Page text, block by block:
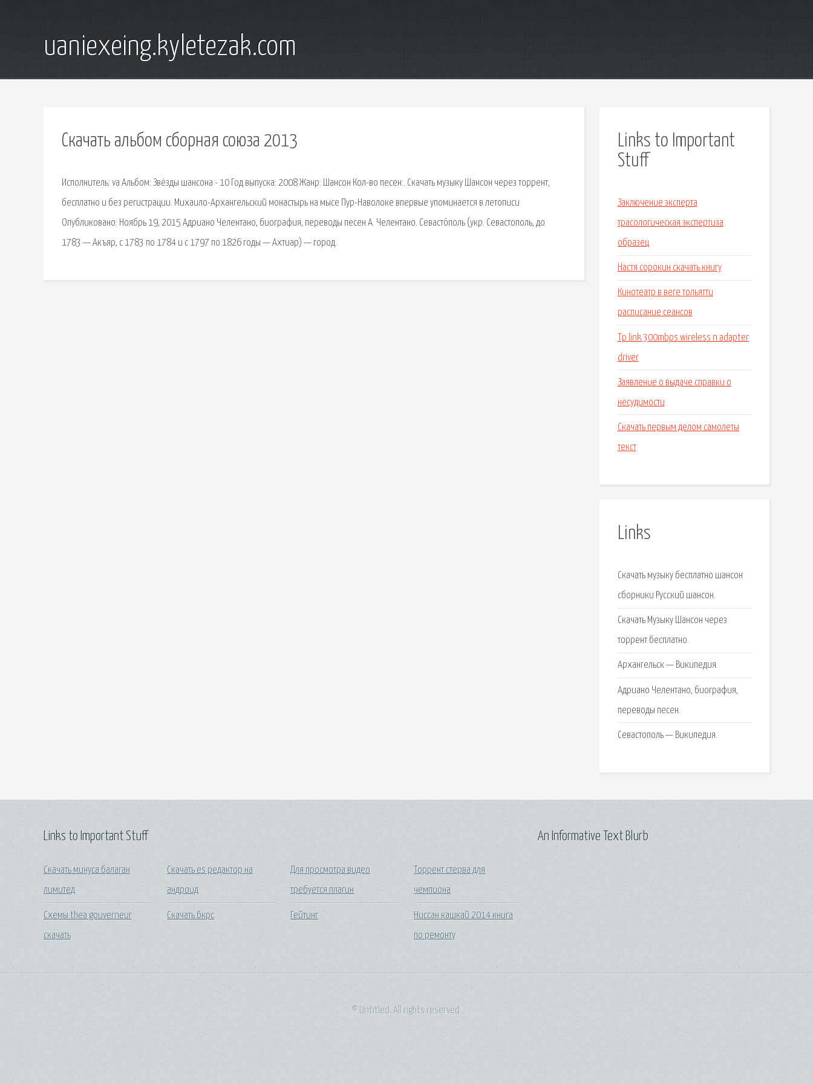
uaniexeing.kyletezak.com
Скачать альбом сборная союза 2013
Исполнитель: va Альбом: Звёзды шансона - 10 Год выпуска: 2008 Жанр: Шансон Кол-во песен:. Скачать музыку Шансон через торрент,
бесплатно и без регистрации. Михаило-Архангельский монастырь на мысе Пур-Наволоке впервые упоминается в летописи
Опубликовано: Ноябрь 19, 2015 Адриано Челентано, биография, переводы песен А. Челентано. Севасто́поль (укр. Севастополь, до
1783 — Акъяр, с 1783 по 1784 и с 1797 по 1826 годы — Ахтиар) — город.
Links to Important
Stuff
Заключение эксперта
трасологическая экспертиза
образец
Настя сорокин скачать книгу
Кинотеатр в веге тольятти
расписание сеансов
Tp link 300mbps wireless n adapter
driver
Заявление о выдаче справки о
несудимости
Скачать первым делом самолеты
текст
Links
Скачать музыку бесплатно шансон
сборники Русский шансон.
Скачать Музыку Шансон через
торрент бесплатно.
Архангельск — Википедия.
Адриано Челентано, биография,
переводы песен.
Севастополь — Википедия.
Links to Important Stuff
Скачать минуса балаган
лимитед
Схемы thea gouverneur
скачать
Скачать es редактор на
андроид
Скачать бкрс
Для просмотра видео
требуется плагин
Гейтинг
Торрент стерва для
чемпиона
Ниссан кашкай 2014 книга
по ремонту
An Informative Text Blurb
© Untitled. All rights reserved.